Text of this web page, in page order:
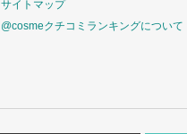
サイトマップ
@cosmeクチコミランキングについて